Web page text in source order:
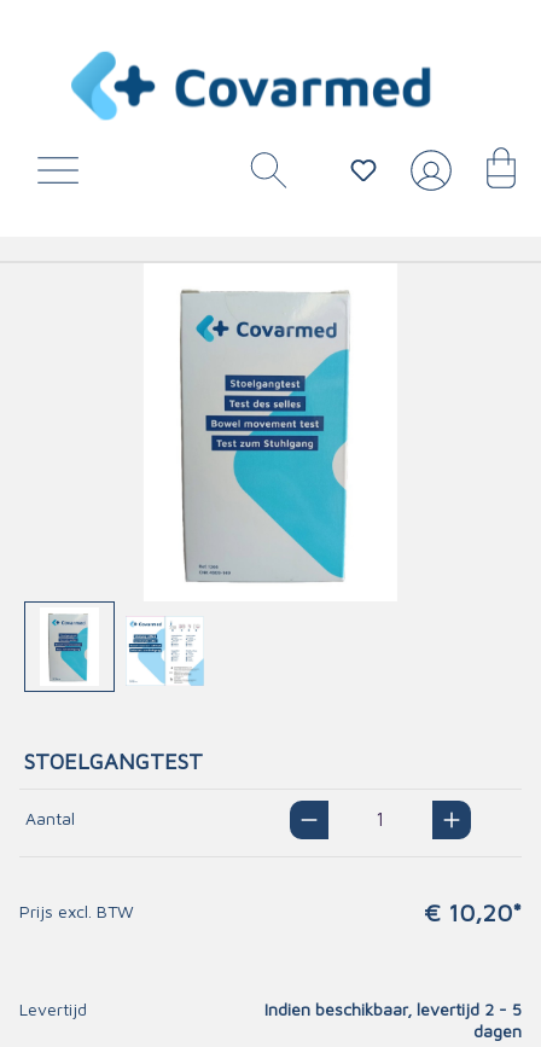
STOELGANGTEST
Aantal
Prijs excl. BTW € 10,20*
Levertijd
Indien beschikbaar, levertijd 2 - 5
dagen